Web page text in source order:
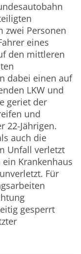
zwei Personen
eines
den mittleren
dabei einen auf
LKW und
geriet der
und
22-Jährigen.
auch die
Unfall verletzt
Krankenhaus
Für
gesperrt